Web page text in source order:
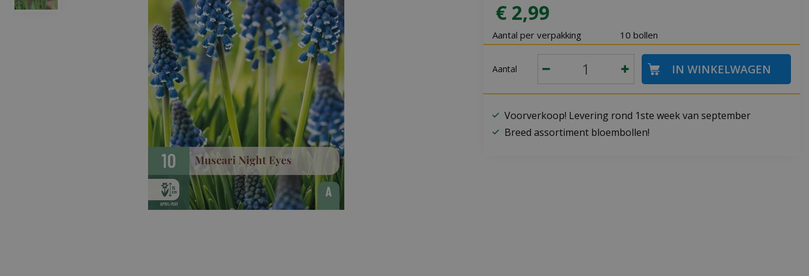
€ 2,99
Aantal per verpakking 10 bollen
Aantal
Voorverkoop! Levering rond 1ste week van september
Breed assortiment bloembollen!